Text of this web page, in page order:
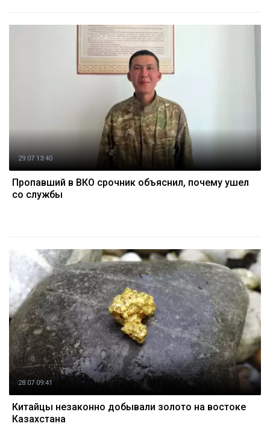
29.07 13:40
Пропавший в ВКО срочник объяснил, почему ушел
со службы
28.07 09:41
Китайцы незаконно добывали золото на востоке
Казахстана